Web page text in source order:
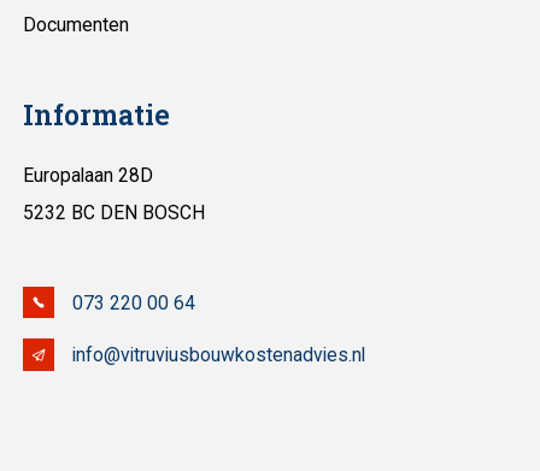
Documenten
Informatie
Europalaan 28D
5232 BC DEN BOSCH
073 220 00 64
info@vitruviusbouwkostenadvies.nl